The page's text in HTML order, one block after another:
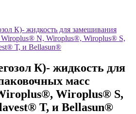
К)- жидкость для замешивания
Wiroplus® N, Wiroplus®, Wiroplus® S,
Т, и Bellasun®
К)- жидкость для
масс
Wiroplus® S,
Т, и Bellasun®